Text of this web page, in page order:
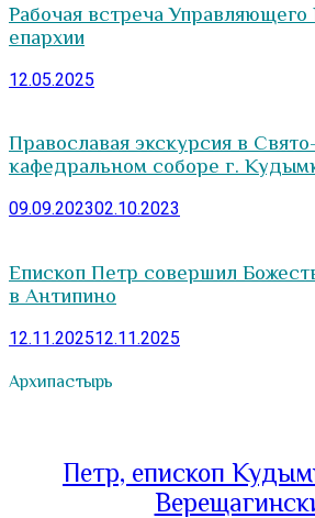
Рабочая встреча
епархии
12.05.2025
Православая экскурсия в
кафедральном соборе г.
09.09.202302.10.2023
Епископ Петр совершил
в Антипино
12.11.202512.11.2025
Архипастырь
Петр, епископ